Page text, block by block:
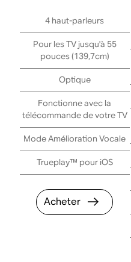
4 haut-parleurs
Pour les TV jusqu'à 55
pouces (139,7cm)
Optique
Fonctionne avec la
télécommande de votre TV
Mode Amélioration Vocale
Trueplay™ pour iOS
Acheter